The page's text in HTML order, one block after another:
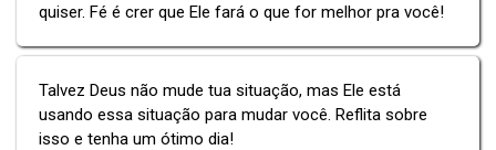
quiser. Fé é crer que Ele fará o que for melhor pra você!
Talvez Deus não mude tua situação, mas Ele está
usando essa situação para mudar você. Reflita sobre
isso e tenha um ótimo dia!